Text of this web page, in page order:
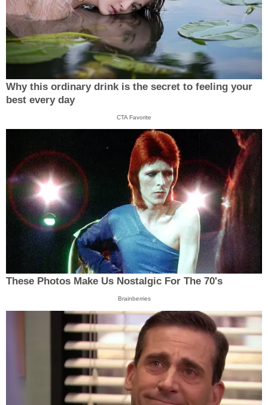
Why this ordinary drink is the secret to feeling your
best every day
CTA Favorite
These Photos Make Us Nostalgic For The 70's
Brainberries